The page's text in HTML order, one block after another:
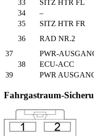
33
SITZ HTR FL
34
–
35
SITZ HTR FR
36
RAD NR.2
37
PWR-
38
ECU-ACC
39
PWR
Fahrgastraum-